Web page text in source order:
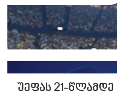
უეფას 21-